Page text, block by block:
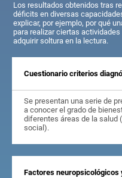
Los resultados obtenidos tras
déficits en diversas
explicar, por ejemplo, por qué
para realizar ciertas
adquirir soltura en la lectura.
Cuestionario criterios
Se presentan una serie de
a conocer el grado de
diferentes áreas de la salud
social).
Factores neuropsicológicos